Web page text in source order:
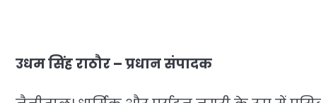
उधम सिंह राठौर – प्रधान संपादक